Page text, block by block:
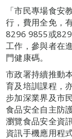
「市民專場食安
行，費用全免，
8296 9855或
工作，參與者在
門健康碼。
市政署持續推動
育及培訓課程，
步加深業界及市
食品安全自主防
瀏覽食品安全資
資訊手機應用程式